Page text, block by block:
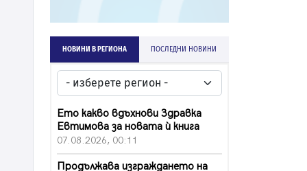
НОВИНИ В РЕГИОНА ПОСЛЕДНИ НОВИНИ
Ето какво вдъхнови Здравка
Евтимова за новата ѝ книга
07.08.2026, 00:11
Продължава изграждането на